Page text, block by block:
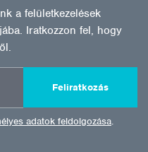
a felületkezelések
Iratkozzon fel, hogy
Feliratkozás
adatok feldolgozása.